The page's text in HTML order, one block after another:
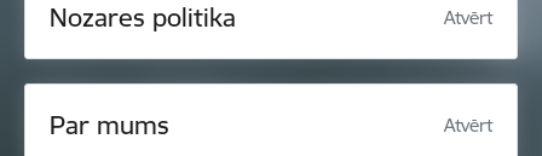
Nozares politika Atvērt
Par mums Atvērt